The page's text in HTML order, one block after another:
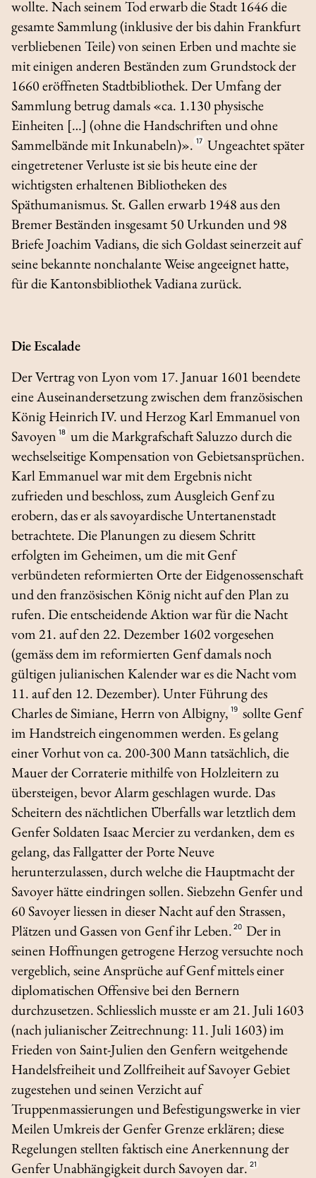
wollte. Nach seinem Tod erwarb die Stadt 1646 die
gesamte Sammlung (inklusive der bis dahin Frankfurt
verbliebenen Teile) von seinen Erben und machte sie
mit einigen anderen Beständen zum Grundstock der
1660 eröffneten Stadtbibliothek. Der Umfang der
Sammlung betrug damals «ca. 1.130 physische
Einheiten […] (ohne die Handschriften und ohne
Sammelbände mit Inkunabeln)». 17 Ungeachtet später
eingetretener Verluste ist sie bis heute eine der
wichtigsten erhaltenen Bibliotheken des
Späthumanismus. St. Gallen erwarb 1948 aus den
Bremer Beständen insgesamt 50 Urkunden und 98
Briefe Joachim Vadians, die sich Goldast seinerzeit auf
seine bekannte nonchalante Weise angeeignet hatte,
für die Kantonsbibliothek Vadiana zurück.
Die Escalade
Der Vertrag von Lyon vom 17. Januar 1601 beendete
eine Auseinandersetzung zwischen dem französischen
König Heinrich IV. und Herzog Karl Emmanuel von
Savoyen 18 um die Markgrafschaft Saluzzo durch die
wechselseitige Kompensation von Gebietsansprüchen.
Karl Emmanuel war mit dem Ergebnis nicht
zufrieden und beschloss, zum Ausgleich Genf zu
erobern, das er als savoyardische Untertanenstadt
betrachtete. Die Planungen zu diesem Schritt
erfolgten im Geheimen, um die mit Genf
verbündeten reformierten Orte der Eidgenossenschaft
und den französischen König nicht auf den Plan zu
rufen. Die entscheidende Aktion war für die Nacht
vom 21. auf den 22. Dezember 1602 vorgesehen
(gemäss dem im reformierten Genf damals noch
gültigen julianischen Kalender war es die Nacht vom
11. auf den 12. Dezember). Unter Führung des
Charles de Simiane, Herrn von Albigny, 19 sollte Genf
im Handstreich eingenommen werden. Es gelang
einer Vorhut von ca. 200-300 Mann tatsächlich, die
Mauer der Corraterie mithilfe von Holzleitern zu
übersteigen, bevor Alarm geschlagen wurde. Das
Scheitern des nächtlichen Überfalls war letztlich dem
Genfer Soldaten Isaac Mercier zu verdanken, dem es
gelang, das Fallgatter der Porte Neuve
herunterzulassen, durch welche die Hauptmacht der
Savoyer hätte eindringen sollen. Siebzehn Genfer und
60 Savoyer liessen in dieser Nacht auf den Strassen,
Plätzen und Gassen von Genf ihr Leben. 20 Der in
seinen Hoffnungen getrogene Herzog versuchte noch
vergeblich, seine Ansprüche auf Genf mittels einer
diplomatischen Offensive bei den Bernern
durchzusetzen. Schliesslich musste er am 21. Juli 1603
(nach julianischer Zeitrechnung: 11. Juli 1603) im
Frieden von Saint-Julien den Genfern weitgehende
Handelsfreiheit und Zollfreiheit auf Savoyer Gebiet
zugestehen und seinen Verzicht auf
Truppenmassierungen und Befestigungswerke in vier
Meilen Umkreis der Genfer Grenze erklären; diese
Regelungen stellten faktisch eine Anerkennung der
Genfer Unabhängigkeit durch Savoyen dar. 21